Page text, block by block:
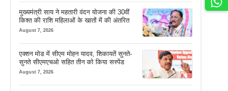
मुख्यमंत्री साय ने महतारी वंदन योजना की 30वीं
किश्त की राशि महिलाओं के खातों में की अंतरित
August 7, 2026
एक्शन मोड में सीएम मोहन यादव, शिकायतें सुनते-
सुनते सीएमएचओ सहित तीन को किया सस्पेंड
August 7, 2026